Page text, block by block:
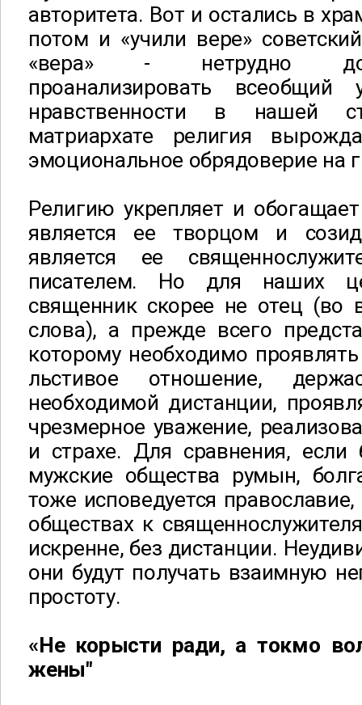
авторитета. Вот и остались в
потом и «учили вере»
«вера» - нетрудно
проанализировать
нравственности в нашей
матриархате религия
эмоциональное обрядоверие на
Религию укрепляет и
является ее творцом и
является ее
писателем. Но для наших
священник скорее не отец (во
слова), а прежде всего
которому необходимо
льстивое отношение,
необходимой дистанции,
чрезмерное уважение,
и страхе. Для сравнения, если
мужские общества румын,
тоже исповедуется
обществах к
искренне, без дистанции.
они будут получать взаимную
простоту.
«Не корысти ради, а токмо
жены"